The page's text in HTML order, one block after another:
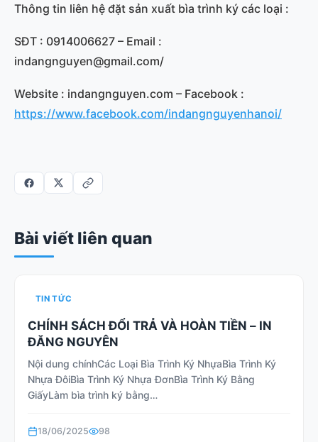
Thông tin liên hệ đặt sản xuất bìa trình ký các loại :
SĐT : 0914006627 – Email :
indangnguyen@gmail.com/
Website : indangnguyen.com – Facebook :
https://www.facebook.com/indangnguyenhanoi/
Bài viết liên quan
TIN TỨC
CHÍNH SÁCH ĐỔI TRẢ VÀ HOÀN TIỀN – IN
ĐĂNG NGUYÊN
Nội dung chínhCác Loại Bìa Trình Ký NhựaBìa Trình Ký
Nhựa ĐôiBìa Trình Ký Nhựa ĐơnBìa Trình Ký Bằng
GiấyLàm bìa trình ký bằng…
18/06/2025 98